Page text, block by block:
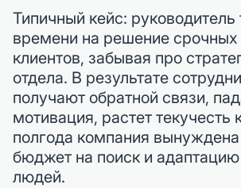
Типичный кейс: руководитель
времени на решение срочных
клиентов, забывая про
отдела. В результате
получают обратной связи,
мотивация, растет текучесть
полгода компания вынуждена
бюджет на поиск и
людей.